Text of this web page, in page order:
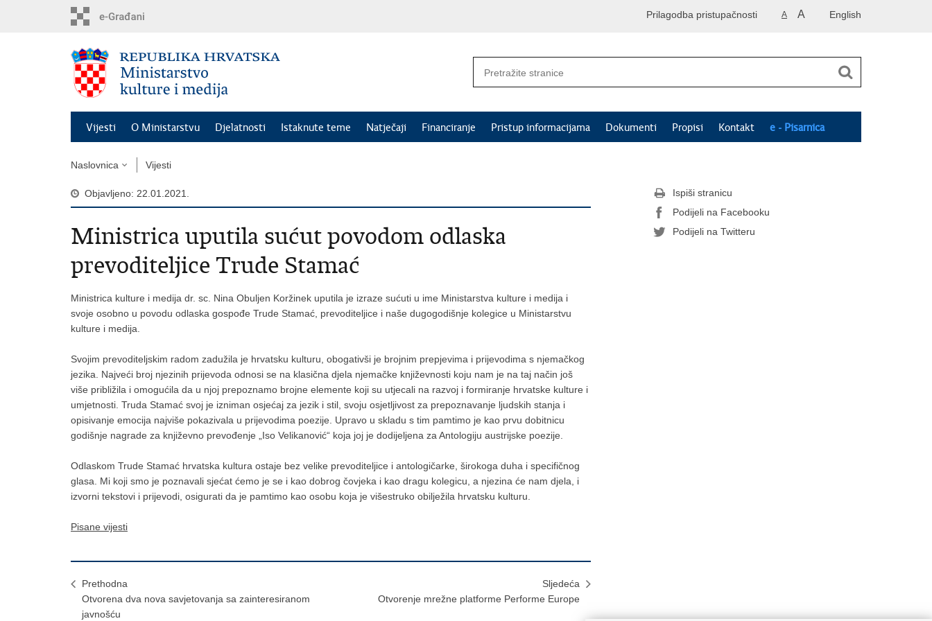
English
A A
Prilagodba pristupačnosti
Vijesti O Ministarstvu Djelatnosti Istaknute teme Natječaji Financiranje Pristup informacijama Dokumenti Propisi Kontakt e - Pisarnica
Naslovnica Vijesti
Objavljeno: 22.01.2021.
Ministrica uputila sućut povodom odlaska
prevoditeljice Trude Stamać
Ministrica kulture i medija dr. sc. Nina Obuljen Koržinek uputila je izraze sućuti u ime Ministarstva kulture i medija i
svoje osobno u povodu odlaska gospođe Trude Stamać, prevoditeljice i naše dugogodišnje kolegice u Ministarstvu
kulture i medija.
Svojim prevoditeljskim radom zadužila je hrvatsku kulturu, obogativši je brojnim prepjevima i prijevodima s njemačkog
jezika. Najveći broj njezinih prijevoda odnosi se na klasična djela njemačke književnosti koju nam je na taj način još
više približila i omogućila da u njoj prepoznamo brojne elemente koji su utjecali na razvoj i formiranje hrvatske kulture i
umjetnosti. Truda Stamać svoj je izniman osjećaj za jezik i stil, svoju osjetljivost za prepoznavanje ljudskih stanja i
opisivanje emocija najviše pokazivala u prijevodima poezije. Upravo u skladu s tim pamtimo je kao prvu dobitnicu
godišnje nagrade za književno prevođenje „Iso Velikanović“ koja joj je dodijeljena za Antologiju austrijske poezije.
Odlaskom Trude Stamać hrvatska kultura ostaje bez velike prevoditeljice i antologičarke, širokoga duha i specifičnog
glasa. Mi koji smo je poznavali sjećat ćemo je se i kao dobrog čovjeka i kao dragu kolegicu, a njezina će nam djela, i
izvorni tekstovi i prijevodi, osigurati da je pamtimo kao osobu koja je višestruko obilježila hrvatsku kulturu.
Pisane vijesti
Prethodna
Otvorena dva nova savjetovanja sa zainteresiranom
javnošću
Sljedeća
Otvorenje mrežne platforme Performe Europe
Ispiši stranicu
Podijeli na Facebooku
Podijeli na Twitteru